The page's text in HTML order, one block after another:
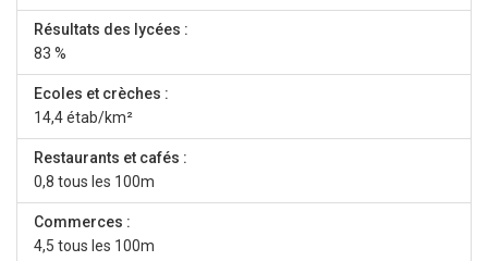
Résultats des lycées :
83 %
Ecoles et crèches :
14,4 étab/km²
Restaurants et cafés :
0,8 tous les 100m
Commerces :
4,5 tous les 100m